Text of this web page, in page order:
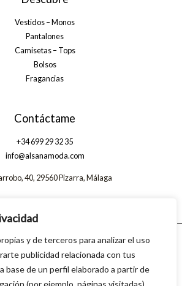
y de terceros para analizar el uso
publicidad relacionada con tus
base de un perfil elaborado a partir de
(por ejemplo, páginas visitadas).
Vestidos – Monos
Pantalones
Camisetas – Tops
Bolsos
Fragancias
Contáctame
+34 699 29 32 35
info@alsanamoda.com
40, 29560 Pizarra, Málaga
Powered by Linkasoft